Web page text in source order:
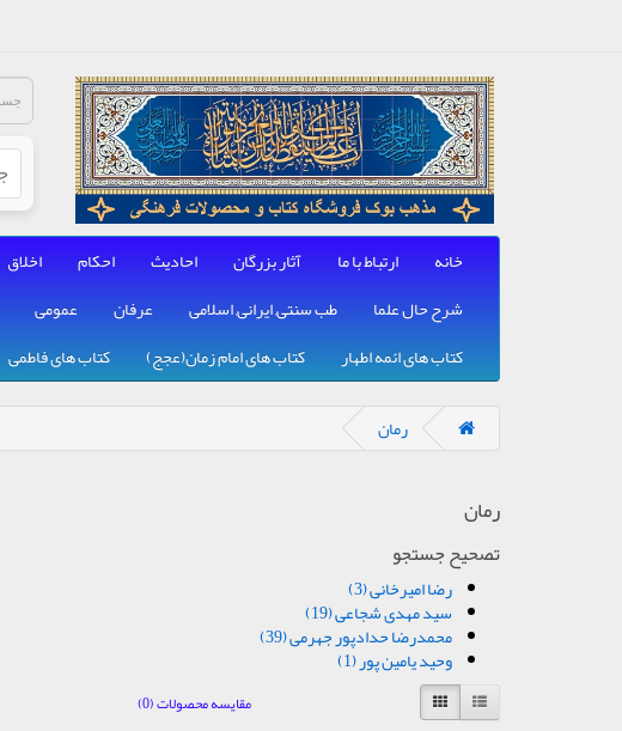
خانه ارتباط با ما آثار بزرگان احادیث احکام اخلاق
شرح حال علما
طب سنتی, ایرانی, اسلامی عرفان عمومی
کتاب های ائمه اطهار
کتاب های امام زمان(عجج) کتاب های فاطمی
رمان
رمان
تصحیح جستجو
رضا امیرخانی (3)
سید مهدی شجاعی (19)
محمدرضا حدادپور جهرمی (39)
وحید یامین پور (1)
مقایسه محصولات (0)